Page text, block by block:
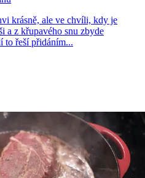
krásně, ale ve chvíli, kdy je
a z křupavého snu zbyde
to řeší přidáním...